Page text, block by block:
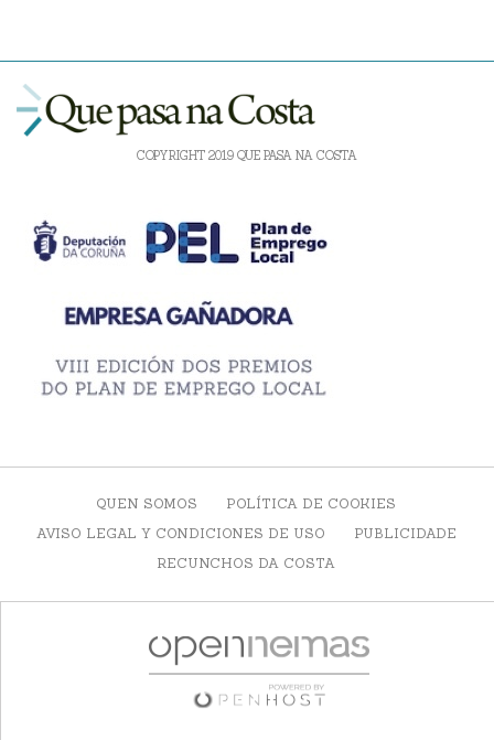
COPYRIGHT 2019 QUE PASA NA COSTA
QUEN SOMOS
POLÍTICA DE COOKIES
AVISO LEGAL Y CONDICIONES DE USO
PUBLICIDADE
RECUNCHOS DA COSTA